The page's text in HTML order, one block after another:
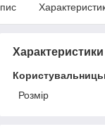
Характеристики
Розмір